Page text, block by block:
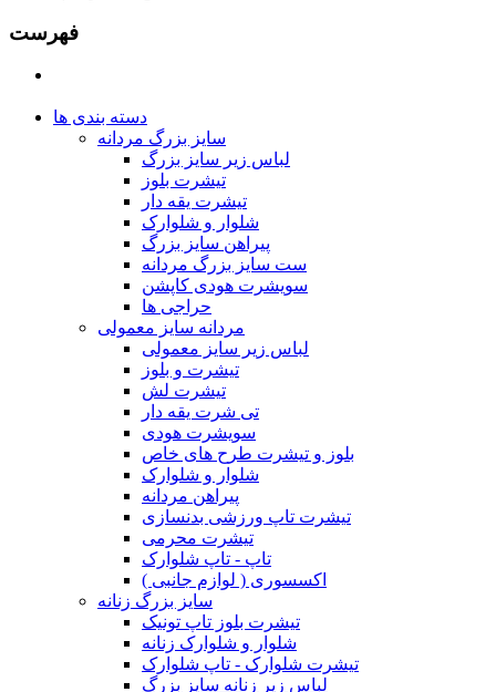
فهرست
دسته بندی ها
سایز بزرگ مردانه
لباس زیر سایز بزرگ
تیشرت بلوز
تیشرت یقه دار
شلوار و شلوارک
پیراهن سایز بزرگ
ست سایز بزرگ مردانه
سویشرت هودی کاپشن
حراجی ها
مردانه سایز معمولی
لباس زیر سایز معمولی
تیشرت و بلوز
تیشرت لش
تی شرت یقه دار
سویشرت هودی
بلوز و تیشرت طرح های خاص
شلوار و شلوارک
پیراهن مردانه
تیشرت تاپ ورزشی بدنسازی
تیشرت محرمی
تاپ - تاپ شلوارک
اکسسوری ( لوازم جانبی )
سایز بزرگ زنانه
تیشرت بلوز تاپ تونیک
شلوار و شلوارک زنانه
تیشرت شلوارک - تاپ شلوارک
لباس زیر زنانه سایز بزرگ